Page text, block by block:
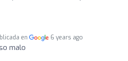
en 6 years ago
malo